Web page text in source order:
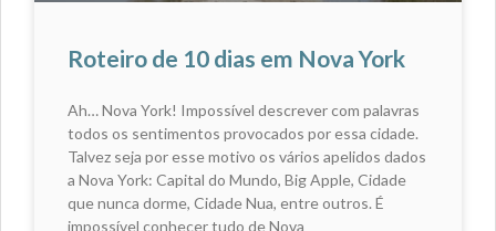
Roteiro de 10 dias em Nova York
Ah… Nova York! Impossível descrever com palavras
todos os sentimentos provocados por essa cidade.
Talvez seja por esse motivo os vários apelidos dados
a Nova York: Capital do Mundo, Big Apple, Cidade
que nunca dorme, Cidade Nua, entre outros. É
impossível conhecer tudo de Nova